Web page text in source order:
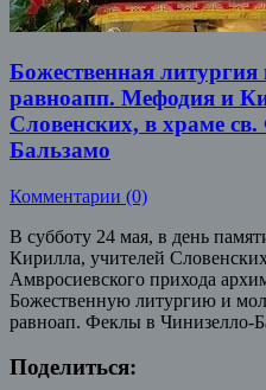
Божественная литургия
равноапп. Мефодия и
Словенских, в храме
Бальзамо
Комментарии (0)
В субботу 24 мая, в день
Кирилла, учителей
Амвросиевского прихода
Божественную литургию и
равноап. Феклы в Чинизелло-
Поделиться: